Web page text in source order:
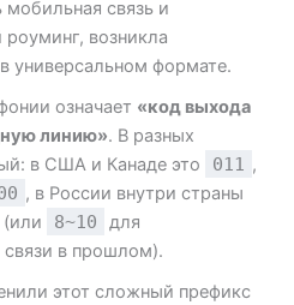
мобильная связь и
возникла
универсальном формате.
означает «код выхода
линию». В разных
в США и Канаде это
011 ,
, в России внутри страны
(или 8~10
для
в прошлом).
этот сложный префикс